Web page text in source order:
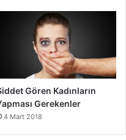
Gören Kadınların
Gerekenler
4 Mart 2018